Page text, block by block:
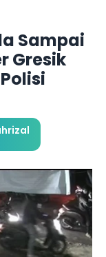
Sampai
Gresik